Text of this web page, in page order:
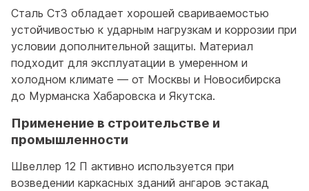
Сталь Ст3 обладает хорошей свариваемостью
устойчивостью к ударным нагрузкам и коррозии при
условии дополнительной защиты. Материал
подходит для эксплуатации в умеренном и
холодном климате — от Москвы и Новосибирска
до Мурманска Хабаровска и Якутска.
Применение в строительстве и
промышленности
Швеллер 12 П активно используется при
возведении каркасных зданий ангаров эстакад